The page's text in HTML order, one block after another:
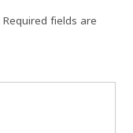
Required fields are